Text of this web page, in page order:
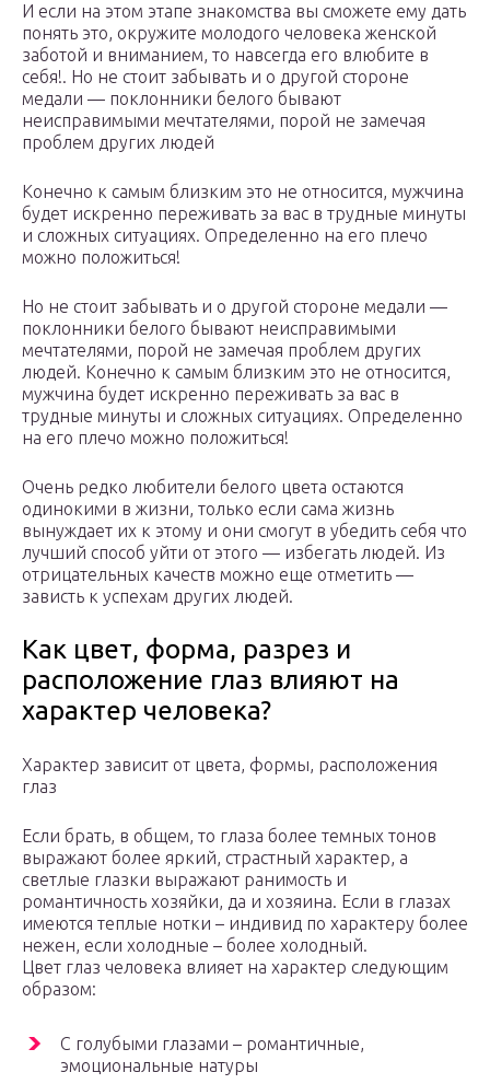
И если на этом этапе знакомства вы сможете ему дать
понять это, окружите молодого человека женской
заботой и вниманием, то навсегда его влюбите в
себя!. Но не стоит забывать и о другой стороне
медали — поклонники белого бывают
неисправимыми мечтателями, порой не замечая
проблем других людей
Конечно к самым близким это не относится, мужчина
будет искренно переживать за вас в трудные минуты
и сложных ситуациях. Определенно на его плечо
можно положиться!
Но не стоит забывать и о другой стороне медали —
поклонники белого бывают неисправимыми
мечтателями, порой не замечая проблем других
людей. Конечно к самым близким это не относится,
мужчина будет искренно переживать за вас в
трудные минуты и сложных ситуациях. Определенно
на его плечо можно положиться!
Очень редко любители белого цвета остаются
одинокими в жизни, только если сама жизнь
вынуждает их к этому и они смогут в убедить себя что
лучший способ уйти от этого — избегать людей. Из
отрицательных качеств можно еще отметить —
зависть к успехам других людей.
Как цвет, форма, разрез и
расположение глаз влияют на
характер человека?
Характер зависит от цвета, формы, расположения
глаз
Если брать, в общем, то глаза более темных тонов
выражают более яркий, страстный характер, а
светлые глазки выражают ранимость и
романтичность хозяйки, да и хозяина. Если в глазах
имеются теплые нотки – индивид по характеру более
нежен, если холодные – более холодный.
Цвет глаз человека влияет на характер следующим
образом:
С голубыми глазами – романтичные,
эмоциональные натуры